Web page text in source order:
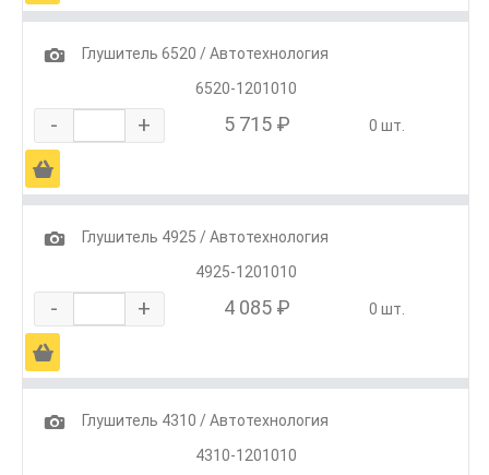
1
Глушитель 6520 / Автотехнология
6520-1201010
- + 5 715 ₽ 0 шт.
Ä
1
Глушитель 4925 / Автотехнология
4925-1201010
- + 4 085 ₽ 0 шт.
Ä
1
Глушитель 4310 / Автотехнология
4310-1201010